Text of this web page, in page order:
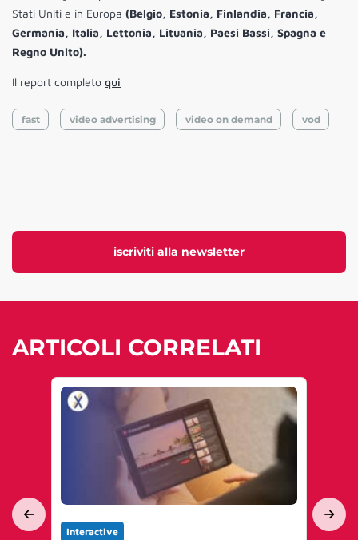
iscriviti alla newsletter
Stati Uniti e in Europa (Belgio, Estonia, Finlandia, Francia,
Germania, Italia, Lettonia, Lituania, Paesi Bassi, Spagna e
Regno Unito).
Il report completo qui
fast video advertising video on demand vod
ARTICOLI CORRELATI
Interactive